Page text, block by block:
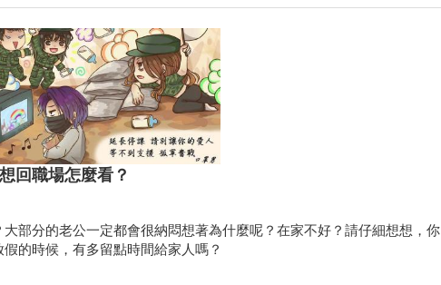
回職場怎麼看？
部分的老公一定都會很納悶想著為什麼呢？在家不好？請仔細想想，你
的時候，有多留點時間給家人嗎？